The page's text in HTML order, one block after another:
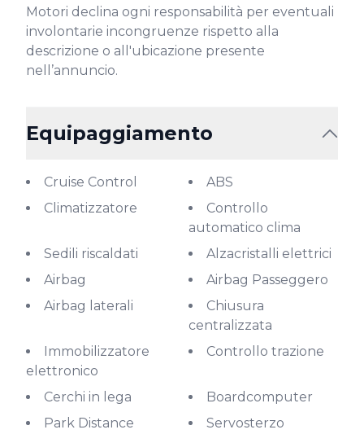
Motori declina ogni responsabilità per eventuali
involontarie incongruenze rispetto alla
descrizione o all'ubicazione presente
nell’annuncio.
Equipaggiamento
Cruise Control
ABS
Climatizzatore
Controllo
automatico clima
Sedili riscaldati
Alzacristalli elettrici
Airbag
Airbag Passeggero
Airbag laterali
Chiusura
centralizzata
Immobilizzatore
elettronico
Controllo trazione
Cerchi in lega
Boardcomputer
Park Distance
Servosterzo